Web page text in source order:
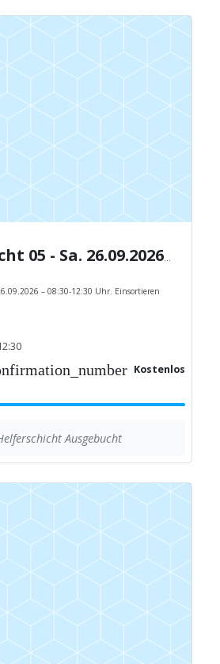
Helferschicht 05 - Sa. 26.09.2026 - 08:30-12:30 Uhr.
– 08:30-12:30 Uhr. Einsortieren
Kostenlos
Ausgebucht